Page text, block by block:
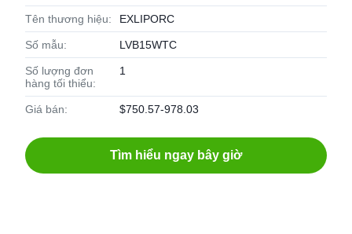
Tên thương hiệu: EXLIPORC
Số mẫu: LVB15WTC
Số lượng đơn
hàng tối thiểu:
1
Giá bán: $750.57-978.03
Tìm hiểu ngay bây giờ